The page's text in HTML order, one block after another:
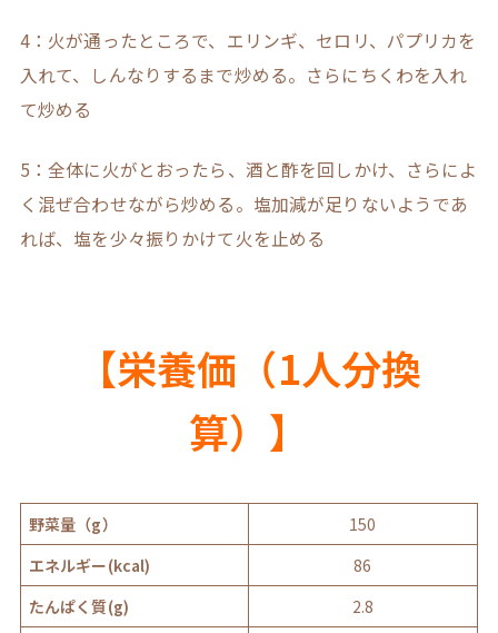
4：火が通ったところで、エリンギ、セロリ、パプリカを
入れて、しんなりするまで炒める。さらにちくわを入れ
て炒める
5：全体に火がとおったら、酒と酢を回しかけ、さらによ
く混ぜ合わせながら炒める。塩加減が足りないようであ
れば、塩を少々振りかけて火を止める
【栄養価（1人分換
算）】
野菜量（g）
150
エネルギー(kcal)
86
たんぱく質(g)
2.8